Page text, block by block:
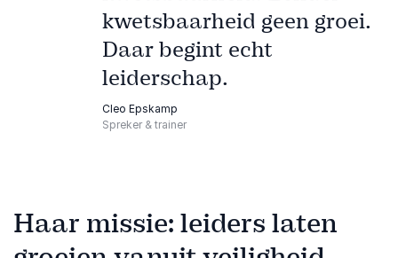
kwetsbaarheid geen groei.
Daar begint echt
leiderschap.
Cleo Epskamp
Spreker & trainer
Haar missie: leiders laten